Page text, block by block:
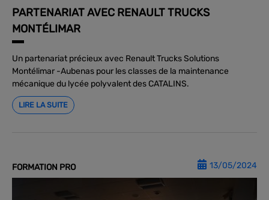
PARTENARIAT AVEC RENAULT TRUCKS
MONTÉLIMAR
Un partenariat précieux avec Renault Trucks Solutions
Montélimar -Aubenas pour les classes de la maintenance
mécanique du lycée polyvalent des CATALINS.
LIRE LA SUITE
FORMATION PRO 13/05/2024